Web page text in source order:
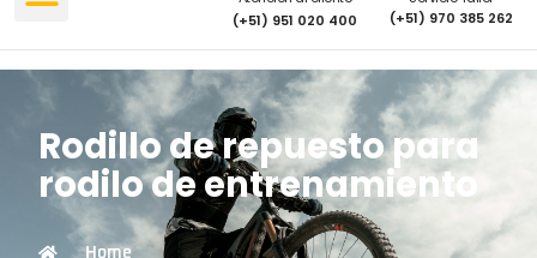
(+51) 951 020 400
(+51) 970 385 262
Rodillo de repuesto para
rodilo de entrenamiento
Home